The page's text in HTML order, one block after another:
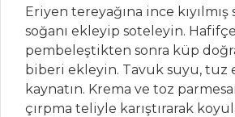
Asya Usulü
Makarna Salatası
Salatalar Tüm
Tarifleri
Eriyen tereyağına ince kıyılmış
soğanı ekleyip soteleyin. Hafifçe
pembeleştikten sonra küp
biberi ekleyin. Tavuk suyu, tuz
kaynatın. Krema ve toz
çırpma teliyle karıştırarak